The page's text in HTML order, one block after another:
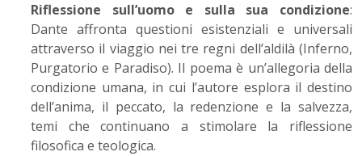
Riflessione sull’uomo e sulla sua condizione:
Dante affronta questioni esistenziali e universali
attraverso il viaggio nei tre regni dell’aldilà (Inferno,
Purgatorio e Paradiso). Il poema è un’allegoria della
condizione umana, in cui l’autore esplora il destino
dell’anima, il peccato, la redenzione e la salvezza,
temi che continuano a stimolare la riflessione
filosofica e teologica.